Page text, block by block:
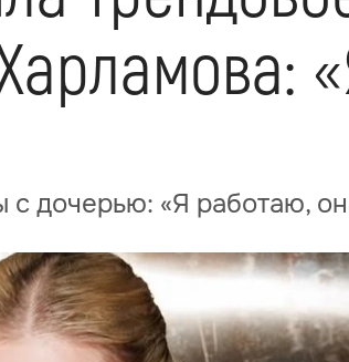
дочерью: «Я работаю,